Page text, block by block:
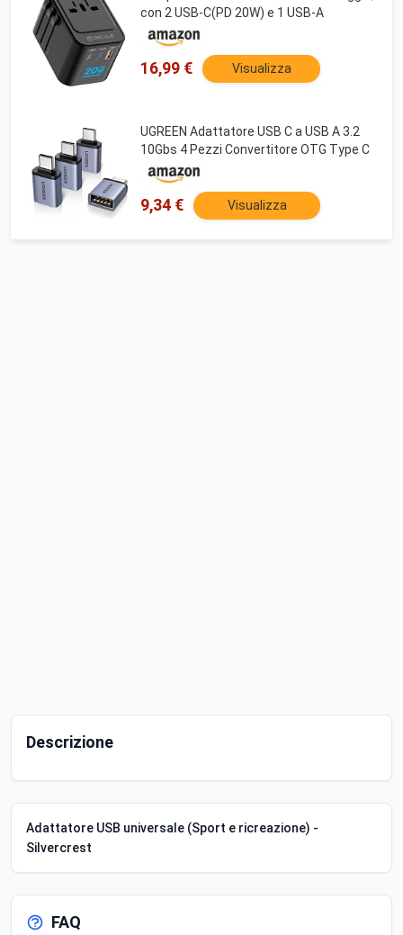
con 2 USB-C(PD 20W) e 1 USB-A
16,99 € Visualizza
UGREEN Adattatore USB C a USB A 3.2
10Gbs 4 Pezzi Convertitore OTG Type C
9,34 € Visualizza
Descrizione
Adattatore USB universale (Sport e ricreazione) -
Silvercrest
FAQ